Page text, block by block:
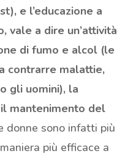
e l’educazione a
vale a dire un’attività
di fumo e alcol (le
contrarre malattie,
gli uomini), la
mantenimento del
donne sono infatti più
più efficace a